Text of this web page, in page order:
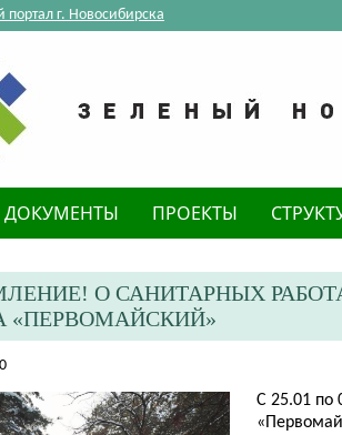
г. Новосибирска
ДОКУМЕНТЫ ПРОЕКТЫ
О САНИТАРНЫХ
«ПЕРВОМАЙСКИЙ»
С 25.01 по